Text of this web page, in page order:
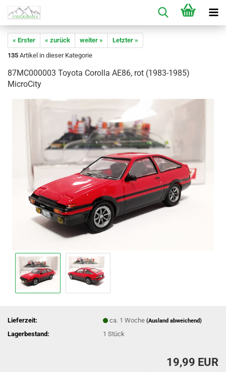
« Erster « zurück weiter »
Letzter »
135 Artikel in dieser Kategorie
87MC000003 Toyota Corolla AE86, rot (1983-1985)
MicroCity
Lieferzeit: ca. 1 Woche(Ausland abweichend)
Lagerbestand: 1Stück
19,99 EUR